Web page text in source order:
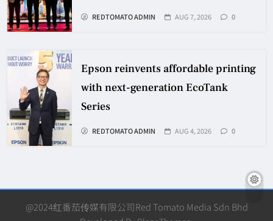
REDTOMATO ADMIN AUG 7, 2026 0
Epson reinvents affordable printing
with next-generation EcoTank
Series
REDTOMATO ADMIN AUG 4, 2026 0
@2024红番茄传媒有限公司Red Tomato Media Sdn Bhd